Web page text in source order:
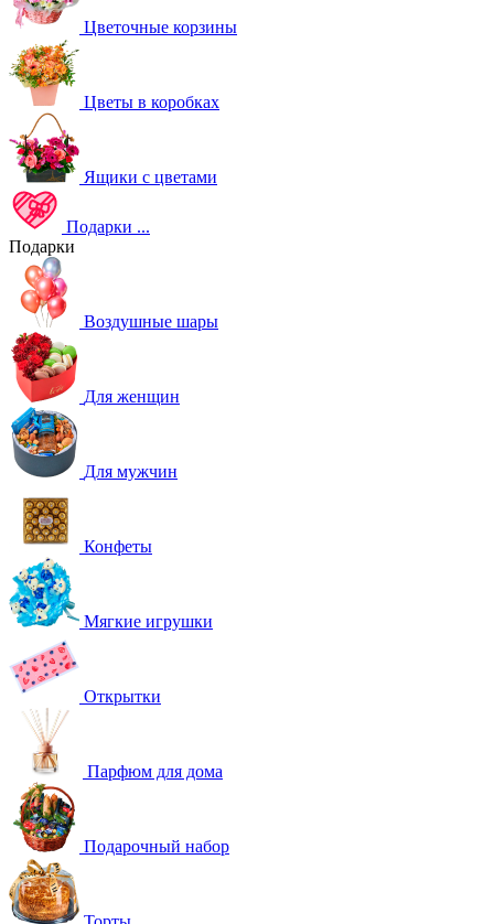
Цветочные корзины
Цветы в коробках
Ящики с цветами
Подарки ...
Подарки
Воздушные шары
Для женщин
Для мужчин
Конфеты
Мягкие игрушки
Открытки
Парфюм для дома
Подарочный набор